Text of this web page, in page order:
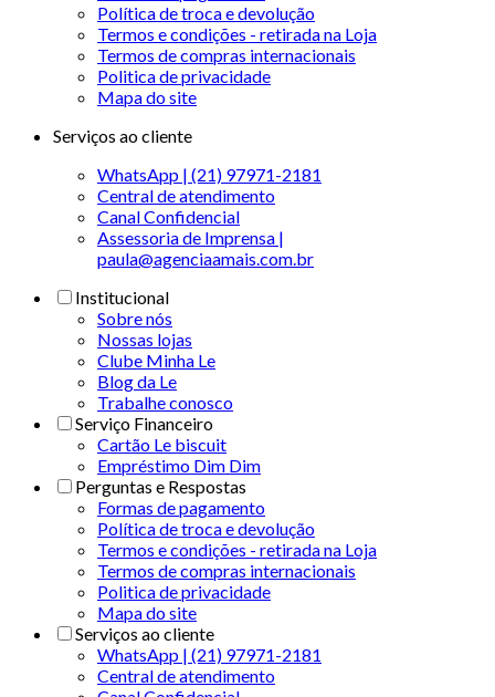
Política de troca e devolução
Termos e condições - retirada na Loja
Termos de compras internacionais
Politica de privacidade
Mapa do site
Serviços ao cliente
WhatsApp | (21) 97971-2181
Central de atendimento
Canal Confidencial
Assessoria de Imprensa |
paula@agenciaamais.com.br
Institucional
Sobre nós
Nossas lojas
Clube Minha Le
Blog da Le
Trabalhe conosco
Serviço Financeiro
Cartão Le biscuit
Empréstimo Dim Dim
Perguntas e Respostas
Formas de pagamento
Política de troca e devolução
Termos e condições - retirada na Loja
Termos de compras internacionais
Politica de privacidade
Mapa do site
Serviços ao cliente
WhatsApp | (21) 97971-2181
Central de atendimento